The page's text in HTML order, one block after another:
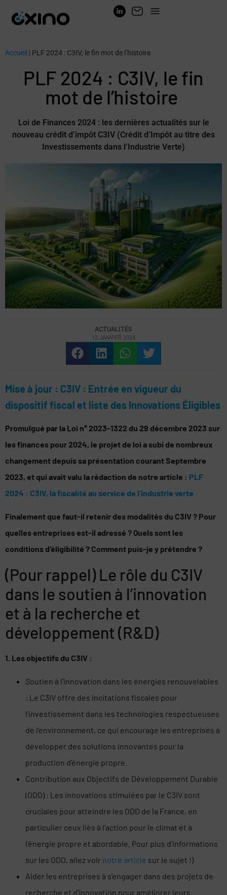
Accueil | PLF 2024 : C3IV, le fin mot de l’histoire
PLF 2024 : C3IV, le fin
mot de l’histoire
Loi de Finances 2024 : les dernières actualités sur le
nouveau crédit d’impôt C3IV (Crédit d’Impôt au titre des
Investissements dans l’Industrie Verte)
ACTUALITÉS
12 JANVIER 2024
Mise à jour : C3IV : Entrée en vigueur du
dispositif fiscal et liste des Innovations Éligibles
Promulgué par la Loi n° 2023-1322 du 29 décembre 2023 sur
les finances pour 2024, le projet de loi a subi de nombreux
changement depuis sa présentation courant Septembre
2023, et qui avait valu la rédaction de notre article : PLF
2024 : C3IV, la fiscalité au service de l’industrie verte
Finalement que faut-il retenir des modalités du C3IV ? Pour
quelles entreprises est-il adressé ? Quels sont les
conditions d’éligibilité ? Comment puis-je y prétendre ?
(Pour rappel) Le rôle du C3IV
dans le soutien à l’innovation
et à la recherche et
développement (R&D)
1. Les objectifs du C3IV :
Soutien à l’innovation dans les énergies renouvelables
: Le C3IV offre des incitations fiscales pour
l’investissement dans les technologies respectueuses
de l’environnement, ce qui encourage les entreprises à
développer des solutions innovantes pour la
production d’énergie propre.
Contribution aux Objectifs de Développement Durable
(ODD) : Les innovations stimulées par le C3IV sont
cruciales pour atteindre les ODD de la France, en
particulier ceux liés à l’action pour le climat et à
l’énergie propre et abordable. Pour plus d’informations
sur les ODD, allez voir notre article sur le sujet !)
Aider les entreprises à s’engager dans des projets de
recherche et d’innovation pour améliorer leurs